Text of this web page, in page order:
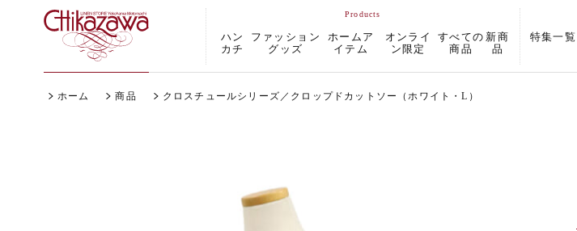
ハン
カチ
ファッション
グッズ
ホームア
イテム
オンライ
ン限定
すべての
商品
新商
品
特集一覧
ホーム 商品 クロスチュールシリーズ／クロップドカットソー（ホワイト・L）